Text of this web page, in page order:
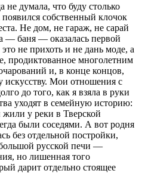
не думала, что буду столько
собственный клочок
Не дом, не гараж, не сарай
— баня — оказалась первой
не прихоть и не дань моде, а
продиктованное многолетним
и, в конце концов,
Мои отношения с
до того, как я взяла в руки
уходят в семейную историю:
у реки в Тверской
были соседями. А вот родня
без отдельной постройки,
русской печи —
но лишенная того
дарит отдельно стоящее